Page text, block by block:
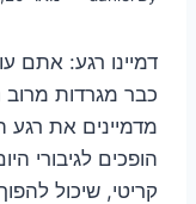
דמיינו רגע: אתם
כבר מגרדות
מדמיינים את רגע
הופכים לגיבורי
קריטי, שיכול